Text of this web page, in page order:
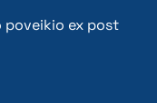
poveikio ex post